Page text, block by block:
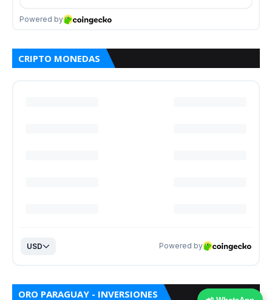
CRIPTO MONEDAS
ORO PARAGUAY - INVERSIONES